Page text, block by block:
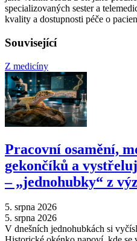
specializovaných sester a
kvality a dostupnosti péče o
Související
Z medicíny
Pracovní osamění,
gekončíků a
–⁠ „jednohubky“ z
5. srpna 2026
5. srpna 2026
V dnešních jednohubkách si